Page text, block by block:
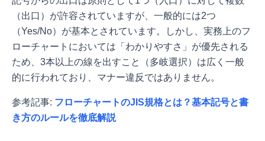
（出口）が許容されていますが、一般的には2つ
（Yes/No）が基本とされています。しかし、実務上のフ
ローチャートにおいては「わかりやすさ」が優先される
ため、3本以上の線を出すこと（多岐選択）は広く一般
的に行われており、マナー違反ではありません。
参考記事: フローチャートのJIS規格とは？基本記号と書
き方のルールを徹底解説